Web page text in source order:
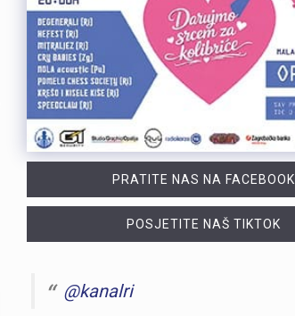
PRATITE NAS NA FACEBOOK
POSJETITE NAŠ TIKTOK
@kanalri